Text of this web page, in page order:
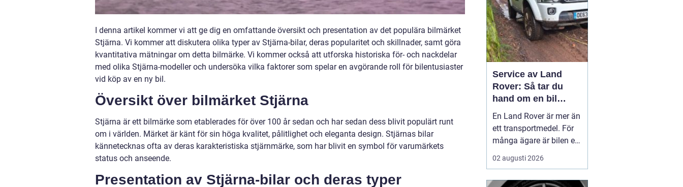
I denna artikel kommer vi att ge dig en omfattande översikt och presentation av det populära bilmärket
Stjärna. Vi kommer att diskutera olika typer av Stjärna-bilar, deras popularitet och skillnader, samt göra
kvantitativa mätningar om detta bilmärke. Vi kommer också att utforska historiska för- och nackdelar
med olika Stjärna-modeller och undersöka vilka faktorer som spelar en avgörande roll för bilentusiaster
vid köp av en ny bil.
Översikt över bilmärket Stjärna
Stjärna är ett bilmärke som etablerades för över 100 år sedan och har sedan dess blivit populärt runt
om i världen. Märket är känt för sin höga kvalitet, pålitlighet och eleganta design. Stjärnas bilar
kännetecknas ofta av deras karakteristiska stjärnmärke, som har blivit en symbol för varumärkets
status och anseende.
Presentation av Stjärna-bilar och deras typer
Service av Land
Rover: Så tar du
hand om en bil
byggd för tuffa
uppdrag
En Land Rover är mer än
ett transportmedel. För
många ägare är bilen ett
arbetsredskap, ett
fritidsprojekt och en del
02 augusti 2026